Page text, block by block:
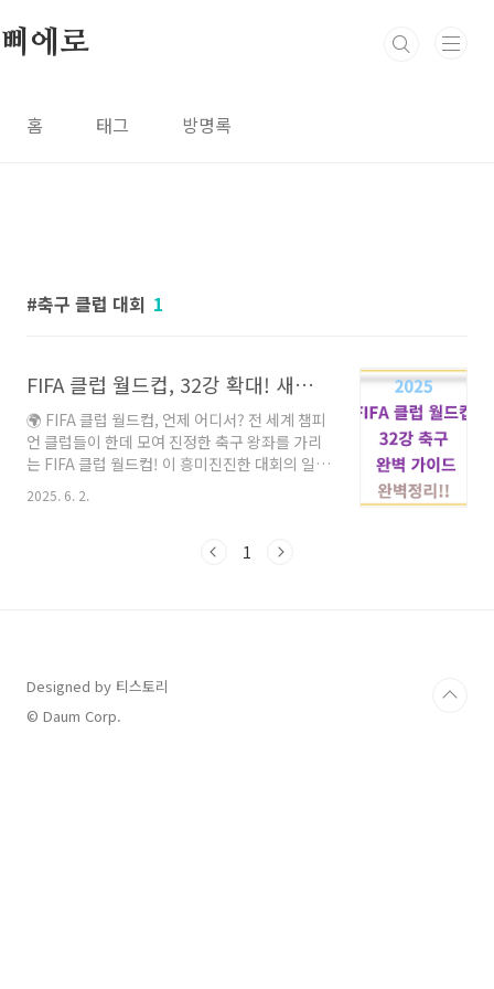
삐에로
홈 태그 방명록
축구 클럽 대회 1
FIFA 클럽 월드컵, 32강 확대! 새로운 시대의 축구 축제 완벽 가이드
🌍 FIFA 클럽 월드컵, 언제 어디서? 전 세계 챔피
언 클럽들이 한데 모여 진정한 축구 왕좌를 가리
는 FIFA 클럽 월드컵! 이 흥미진진한 대회의 일
정, 대진표, 그리고 참가팀 정보를 한눈에 알아보
고 싶으신가요? 지금 바로 확인해 보세요! 안녕하
저는 요새 FIFA 클럽 월드컵 소식에 잠 못 이루고
께 축구의 열기 속으로 빠져들어 볼까요? FIFA 클
럽 월드컵이란?FIFA 클럽 월드컵은 국제축구연
맹(FIFA)이..
2025. 6. 2.
1
Designed by 티스토리
© Daum Corp.